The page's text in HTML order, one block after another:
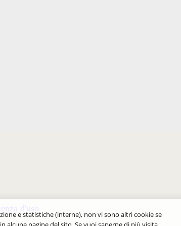
d'uso
e statistiche (interne), non vi sono altri cookie se